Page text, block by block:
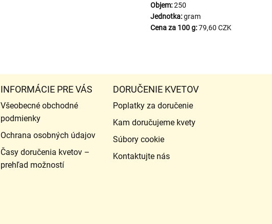
Objem:250
Jednotka:gram
Cena za 100 g:79,60 CZK
INFORMÁCIE PRE VÁS
Všeobecné obchodné
podmienky
Ochrana osobných údajov
Časy doručenia kvetov –
prehľad možností
DORUČENIE KVETOV
Poplatky za doručenie
Kam doručujeme kvety
Súbory cookie
Kontaktujte nás